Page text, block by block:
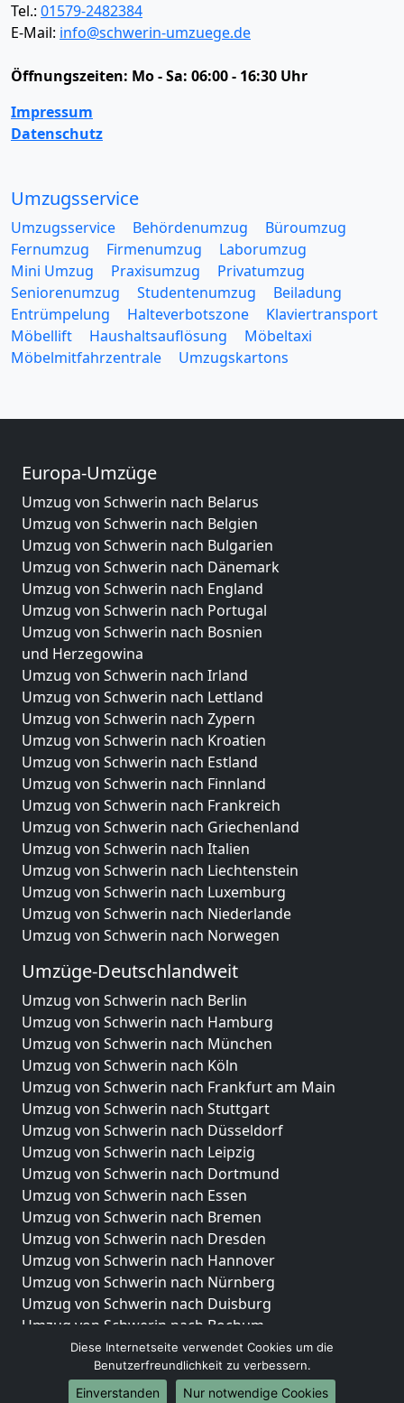
Tel.: 01579-2482384
E-Mail: info@schwerin-umzuege.de
Öffnungszeiten: Mo - Sa: 06:00 - 16:30 Uhr
Impressum
Datenschutz
Umzugsservice
Umzugsservice Behördenumzug
Büroumzug
Fernumzug
Firmenumzug
Laborumzug
Mini Umzug
Praxisumzug
Privatumzug
Seniorenumzug
Studentenumzug
Beiladung
Entrümpelung
Halteverbotszone
Klaviertransport
Möbellift
Haushaltsauflösung
Möbeltaxi
Möbelmitfahrzentrale
Umzugskartons
Europa-Umzüge
Umzug von Schwerin nach Belarus
Umzug von Schwerin nach Belgien
Umzug von Schwerin nach Bulgarien
Umzug von Schwerin nach Dänemark
Umzug von Schwerin nach England
Umzug von Schwerin nach Portugal
Umzug von Schwerin nach Bosnien
und Herzegowina
Umzug von Schwerin nach Irland
Umzug von Schwerin nach Lettland
Umzug von Schwerin nach Zypern
Umzug von Schwerin nach Kroatien
Umzug von Schwerin nach Estland
Umzug von Schwerin nach Finnland
Umzug von Schwerin nach Frankreich
Umzug von Schwerin nach Griechenland
Umzug von Schwerin nach Italien
Umzug von Schwerin nach Liechtenstein
Umzug von Schwerin nach Luxemburg
Umzug von Schwerin nach Niederlande
Umzug von Schwerin nach Norwegen
Umzüge-Deutschlandweit
Umzug von Schwerin nach Berlin
Umzug von Schwerin nach Hamburg
Umzug von Schwerin nach München
Umzug von Schwerin nach Köln
Umzug von Schwerin nach Frankfurt am Main
Umzug von Schwerin nach Stuttgart
Umzug von Schwerin nach Düsseldorf
Umzug von Schwerin nach Leipzig
Umzug von Schwerin nach Dortmund
Umzug von Schwerin nach Essen
Umzug von Schwerin nach Bremen
Umzug von Schwerin nach Dresden
Umzug von Schwerin nach Hannover
Umzug von Schwerin nach Nürnberg
Umzug von Schwerin nach Duisburg
Umzug von Schwerin nach Bochum
Umzug von Schwerin nach Wuppertal
Umzug von Schwerin nach Bielefeld
Umzug von Schwerin nach Bonn
Diese Internetseite verwendet Cookies um die
Benutzerfreundlichkeit zu verbessern.
Einverstanden
Nur notwendige Cookies